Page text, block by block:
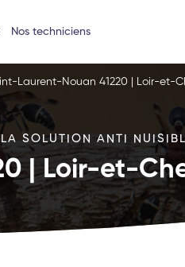
Nos techniciens
Laurent-Nouan 41220 | Loir-et-
SOLUTION ANTI
| Loir-et-